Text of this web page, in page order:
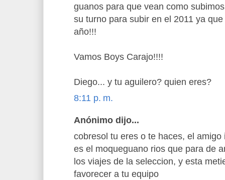
guanos para que vean como
su turno para subir en el 2011 ya
año!!!
Vamos Boys Carajo!!!!
Diego... y tu aguilero? quien eres?
8:11 p. m.
Anónimo dijo...
cobresol tu eres o te haces, el
es el moqueguano rios que para de
los viajes de la seleccion, y esta
favorecer a tu equipo